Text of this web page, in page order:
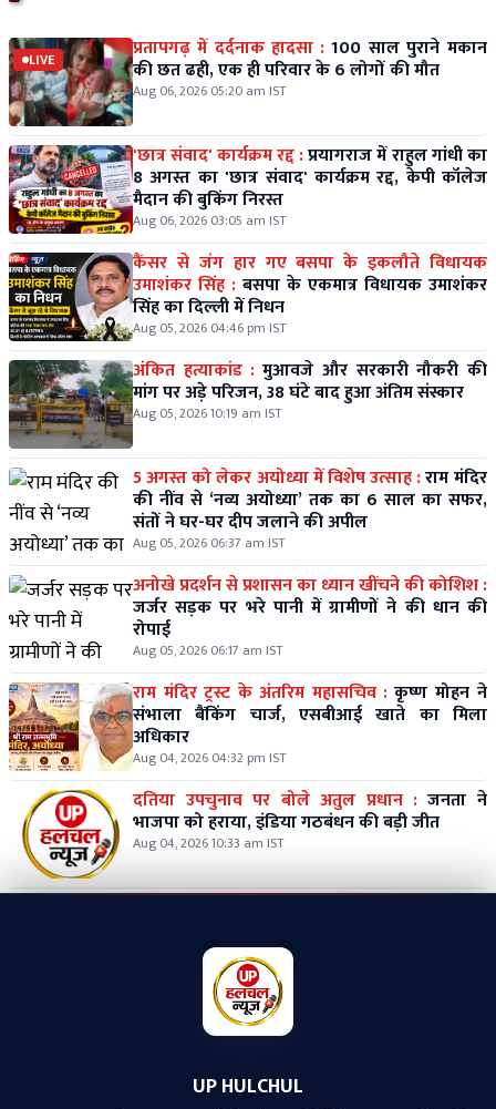
LIVE प्रतापगढ़ में दर्दनाक हादसा : 100 साल पुराने मकान
की छत ढही, एक ही परिवार के 6 लोगों की मौत
Aug 06, 2026 05:20 am IST
'छात्र संवाद' कार्यक्रम रद्द :प्रयागराज में राहुल गांधी का
8 अगस्त का 'छात्र संवाद' कार्यक्रम रद्द, केपी कॉलेज
मैदान की बुकिंग निरस्त
Aug 06, 2026 03:05 am IST
कैंसर से जंग हार गए बसपा के इकलौते विधायक
उमाशंकर सिंह : बसपा के एकमात्र विधायक उमाशंकर
सिंह का दिल्ली में निधन
Aug 05, 2026 04:46 pm IST
अंकित हत्याकांड : मुआवजे और सरकारी नौकरी की
मांग पर अड़े परिजन, 38 घंटे बाद हुआ अंतिम संस्कार
Aug 05, 2026 10:19 am IST
5 अगस्त को लेकर अयोध्या में विशेष उत्साह :राम मंदिर
की नींव से ‘नव्य अयोध्या’ तक का 6 साल का सफर,
संतों ने घर-घर दीप जलाने की अपील
Aug 05, 2026 06:37 am IST
अनोखे प्रदर्शन से प्रशासन का ध्यान खींचने की कोशिश :
जर्जर सड़क पर भरे पानी में ग्रामीणों ने की धान की
रोपाई
Aug 05, 2026 06:17 am IST
राम मंदिर ट्रस्ट के अंतरिम महासचिव : कृष्ण मोहन ने
संभाला बैंकिंग चार्ज, एसबीआई खाते का मिला
अधिकार
Aug 04, 2026 04:32 pm IST
दतिया उपचुनाव पर बोले अतुल प्रधान : जनता ने
भाजपा को हराया, इंडिया गठबंधन की बड़ी जीत
Aug 04, 2026 10:33 am IST
UP HULCHUL